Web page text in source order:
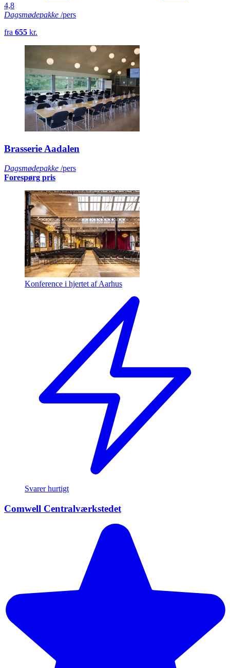
4,8
Dagsmødepakke /pers
fra 655 kr.
Brasserie Aadalen
Dagsmødepakke /pers
Forespørg pris
Konference i hjertet af Aarhus
Svarer hurtigt
Comwell Centralværkstedet